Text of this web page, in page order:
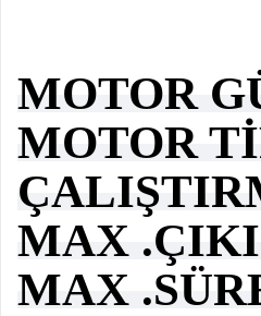
MOTOR
MOTOR
MAX
MAX